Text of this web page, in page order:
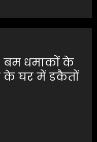
बम धमाकों के
घर में डकैतों